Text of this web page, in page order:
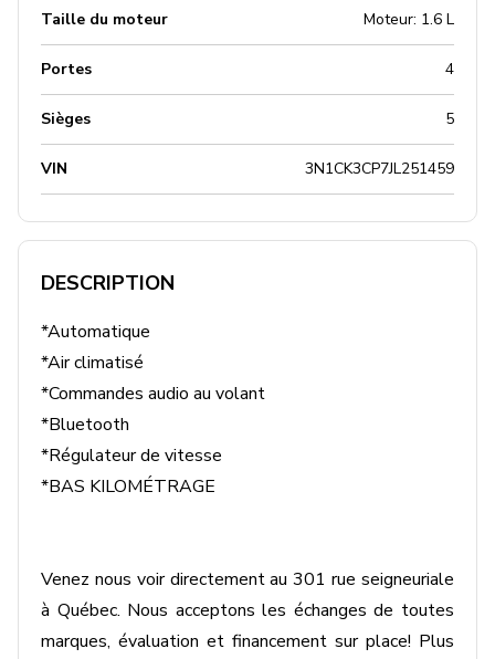
Taille du moteur Moteur: 1.6 L
Portes 4
Sièges 5
VIN 3N1CK3CP7JL251459
DESCRIPTION
*Automatique
*Air climatisé
*Commandes audio au volant
*Bluetooth
*Régulateur de vitesse
*BAS KILOMÉTRAGE
Venez nous voir directement au 301 rue seigneuriale
à Québec. Nous acceptons les échanges de toutes
marques, évaluation et financement sur place! Plus